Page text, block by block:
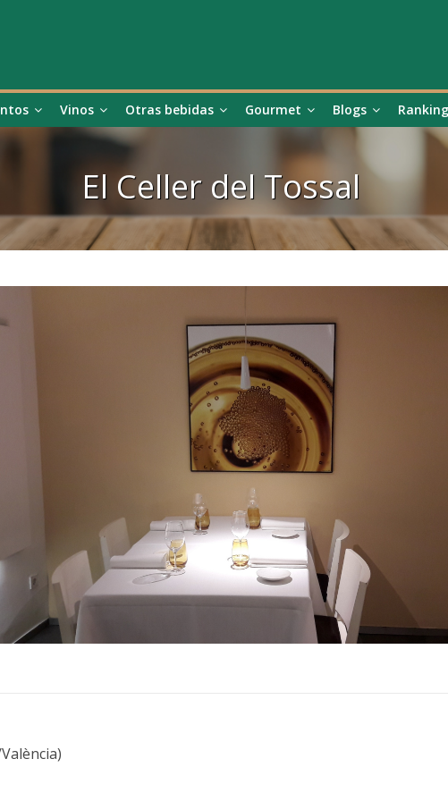
Vinos Otras bebidas Gourmet Blogs Ranking
El Celler del Tossal